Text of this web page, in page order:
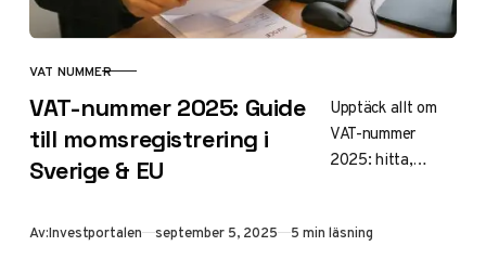
KATEGORI
VAT NUMMER
VAT-nummer 2025: Guide
till momsregistrering i
Sverige & EU
Upptäck allt om
VAT-nummer
2025: hitta,
momsregistrerings
Av:Investportalen Publicerad
september 5, 2025 5 min läsning